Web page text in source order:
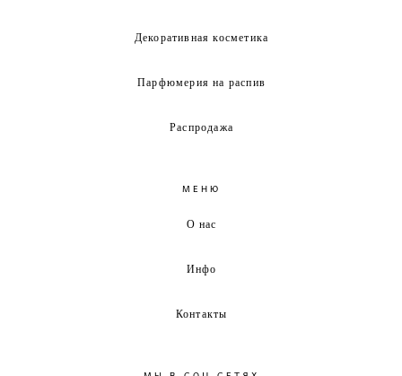
Декоративная косметика
Парфюмерия на распив
Распродажа
МЕНЮ
О нас
Инфо
Контакты